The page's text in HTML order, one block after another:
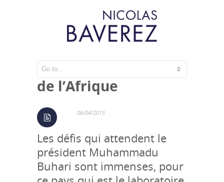
Nigeria, laboratoire
de l’Afrique
06/04/2015
Les défis qui attendent le
président Muhammadu
Buhari sont immenses, pour